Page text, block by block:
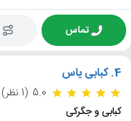
تماس
4. کبابی یاس
5.0 (1 نظر)
کبابی و جگرکی